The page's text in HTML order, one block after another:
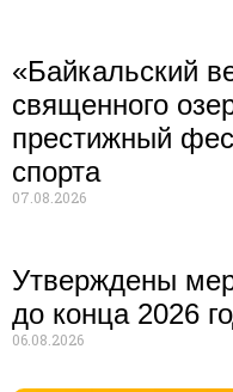
«Байкальский
священного
престижный
спорта
07.08.2026
Утверждены
до конца 2026
06.08.2026